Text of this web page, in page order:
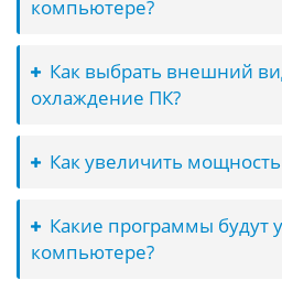
компьютере?
Как выбрать внешний
охлаждение ПК?
Как увеличить
Какие программы будут
компьютере?